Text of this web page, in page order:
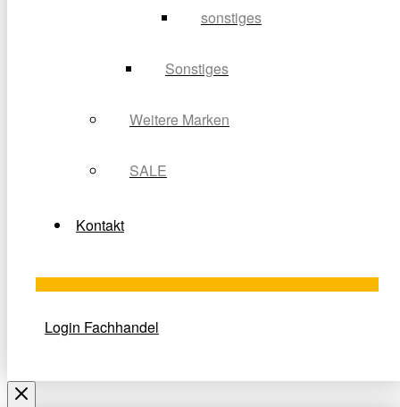
sonstiges
Sonstiges
Weitere Marken
SALE
Kontakt
Login Fachhandel